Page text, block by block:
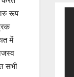
रूप
में
सभी